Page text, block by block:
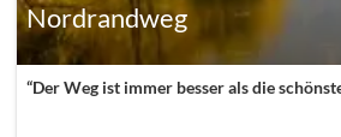
Nordrandweg
“Der Weg ist immer besser als die